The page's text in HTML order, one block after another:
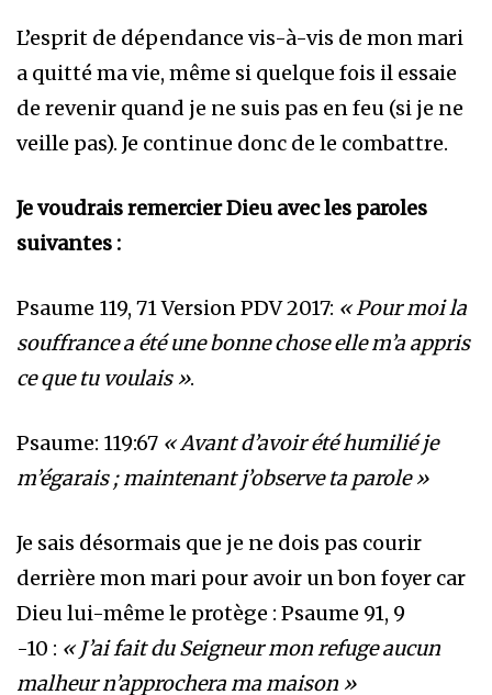
L’esprit de dépendance vis-à-vis de mon mari
a quitté ma vie, même si quelque fois il essaie
de revenir quand je ne suis pas en feu (si je ne
veille pas). Je continue donc de le combattre.
Je voudrais remercier Dieu avec les paroles
suivantes :
Psaume 119, 71 Version PDV 2017: « Pour moi la
souffrance a été une bonne chose elle m’a appris
ce que tu voulais ».
Psaume: 119:67 « Avant d’avoir été humilié je
m’égarais ; maintenant j’observe ta parole »
Je sais désormais que je ne dois pas courir
derrière mon mari pour avoir un bon foyer car
Dieu lui-même le protège : Psaume 91, 9
-10 : « J’ai fait du Seigneur mon refuge aucun
malheur n’approchera ma maison »